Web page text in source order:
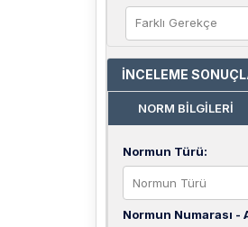
Farklı Gerekçe
İNCELEME
NORM BİLGİLERİ
Normun Türü:
Normun Türü
Normun Numarası -